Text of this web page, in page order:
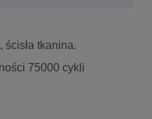
tkanina.
75000 cykli